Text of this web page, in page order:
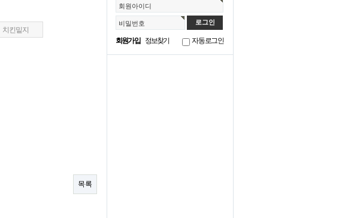
회원아이디
비밀번호
회원가입 정보찾기 자동로그인
치킨밑지
목록